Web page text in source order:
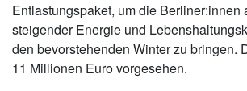
Entlastungspaket, um die Berliner:innen
steigender Energie und
den bevorstehenden Winter zu bringen.
11 Millionen Euro vorgesehen.